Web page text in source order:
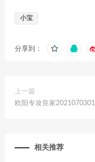
小宝
分享到：
上一篇
欧阳专攻良家2021070301
相关推荐